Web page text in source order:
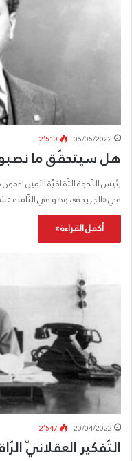
06/05/2022 2٬510
هل سيتحقّق ما نصبو
رئيس النّدوة الثّقافيّة الأمين
في «الجريدة»، وهو في الثّامنة
أكمل القراءة »
20/04/2022 2٬547
التّفكير العقلانيّ